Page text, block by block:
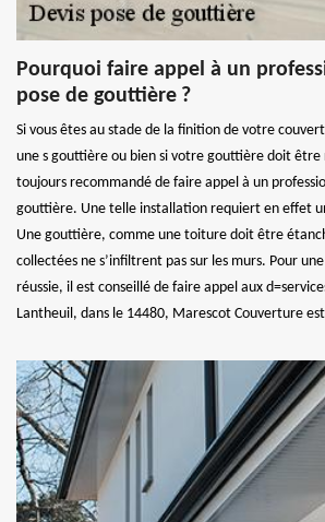
Pourquoi faire appel à un
pose de gouttière ?
Si vous êtes au stade de la finition de votre
une s gouttière ou bien si votre gouttière doit être
toujours recommandé de faire appel à un
gouttière. Une telle installation requiert en effet
Une gouttière, comme une toiture doit être
collectées ne s’infiltrent pas sur les murs. Pour
réussie, il est conseillé de faire appel aux
Lantheuil, dans le 14480, Marescot Couverture